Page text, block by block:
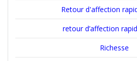
Retour d'affection
retour d’affection
Richesse